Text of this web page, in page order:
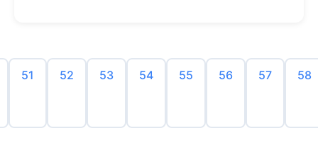
51 52 53 54 55 56 57 58